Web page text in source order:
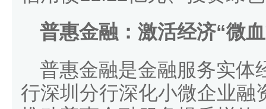
普惠金融：激活经济“微
普惠金融是金融服务实体
行深圳分行深化小微企业融